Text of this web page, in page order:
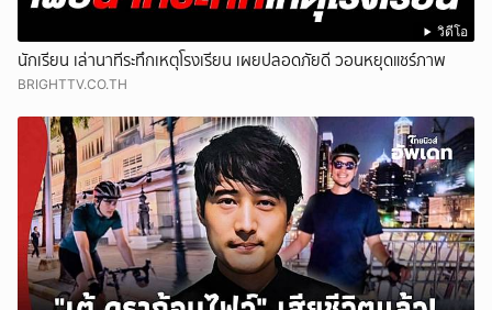
วิดีโอ
นักเรียน เล่านาทีระทึกเหตุโรงเรียน เผยปลอดภัยดี วอนหยุดแชร์ภาพ
BRIGHTTV.CO.TH